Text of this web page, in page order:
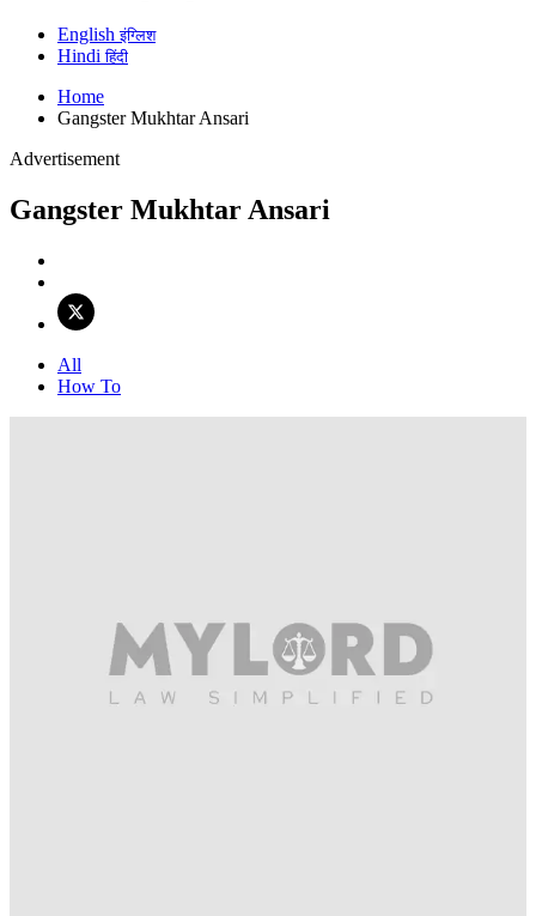
Englishइंग्लिश
Hindiहिंदी
Home
Gangster Mukhtar Ansari
Advertisement
Gangster Mukhtar Ansari
All
How To